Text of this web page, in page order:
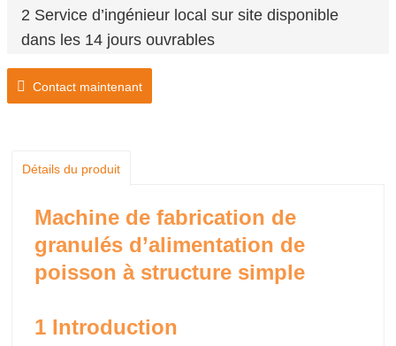
2 Service d’ingénieur local sur site disponible
dans les 14 jours ouvrables
Contact maintenant
Détails du produit
Machine de fabrication de
granulés d’alimentation de
poisson à structure simple
1 Introduction